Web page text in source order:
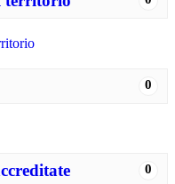
0
0